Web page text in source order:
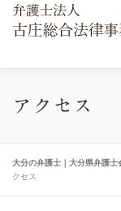
当法律事務所につ
弁護士費用につい
アクセス
大分の弁護士｜大分県弁護士
クセス